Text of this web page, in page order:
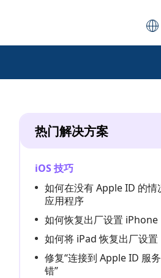
热门解决方案
iOS 技巧
如何在没有 Apple ID 的情
应用程序
如何恢复出厂设置 iPhone
如何将 iPad 恢复出厂设置
修复“连接到 Apple ID 服
错”